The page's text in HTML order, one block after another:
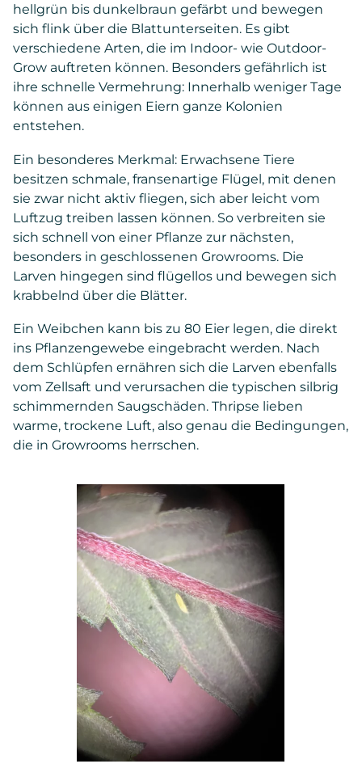
hellgrün bis dunkelbraun gefärbt und bewegen
sich flink über die Blattunterseiten. Es gibt
verschiedene Arten, die im Indoor- wie Outdoor-
Grow auftreten können. Besonders gefährlich ist
ihre schnelle Vermehrung: Innerhalb weniger Tage
können aus einigen Eiern ganze Kolonien
entstehen.
Ein besonderes Merkmal: Erwachsene Tiere
besitzen schmale, fransenartige Flügel, mit denen
sie zwar nicht aktiv fliegen, sich aber leicht vom
Luftzug treiben lassen können. So verbreiten sie
sich schnell von einer Pflanze zur nächsten,
besonders in geschlossenen Growrooms. Die
Larven hingegen sind flügellos und bewegen sich
krabbelnd über die Blätter.
Ein Weibchen kann bis zu 80 Eier legen, die direkt
ins Pflanzengewebe eingebracht werden. Nach
dem Schlüpfen ernähren sich die Larven ebenfalls
vom Zellsaft und verursachen die typischen silbrig
schimmernden Saugschäden. Thripse lieben
warme, trockene Luft, also genau die Bedingungen,
die in Growrooms herrschen.